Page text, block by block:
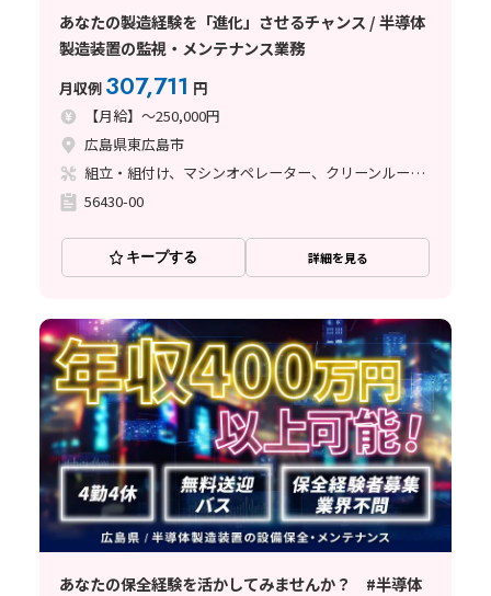
あなたの製造経験を「進化」させるチャンス / 半導体
製造装置の監視・メンテナンス業務
月収例 307,711 円
【月給】～250,000円
広島県東広島市
組立・組付け、マシンオペレーター、クリーンルーム、清掃・洗浄、メンテナンス・保全
56430-00
キープする 詳細を見る
あなたの保全経験を活かしてみませんか？ #半導体